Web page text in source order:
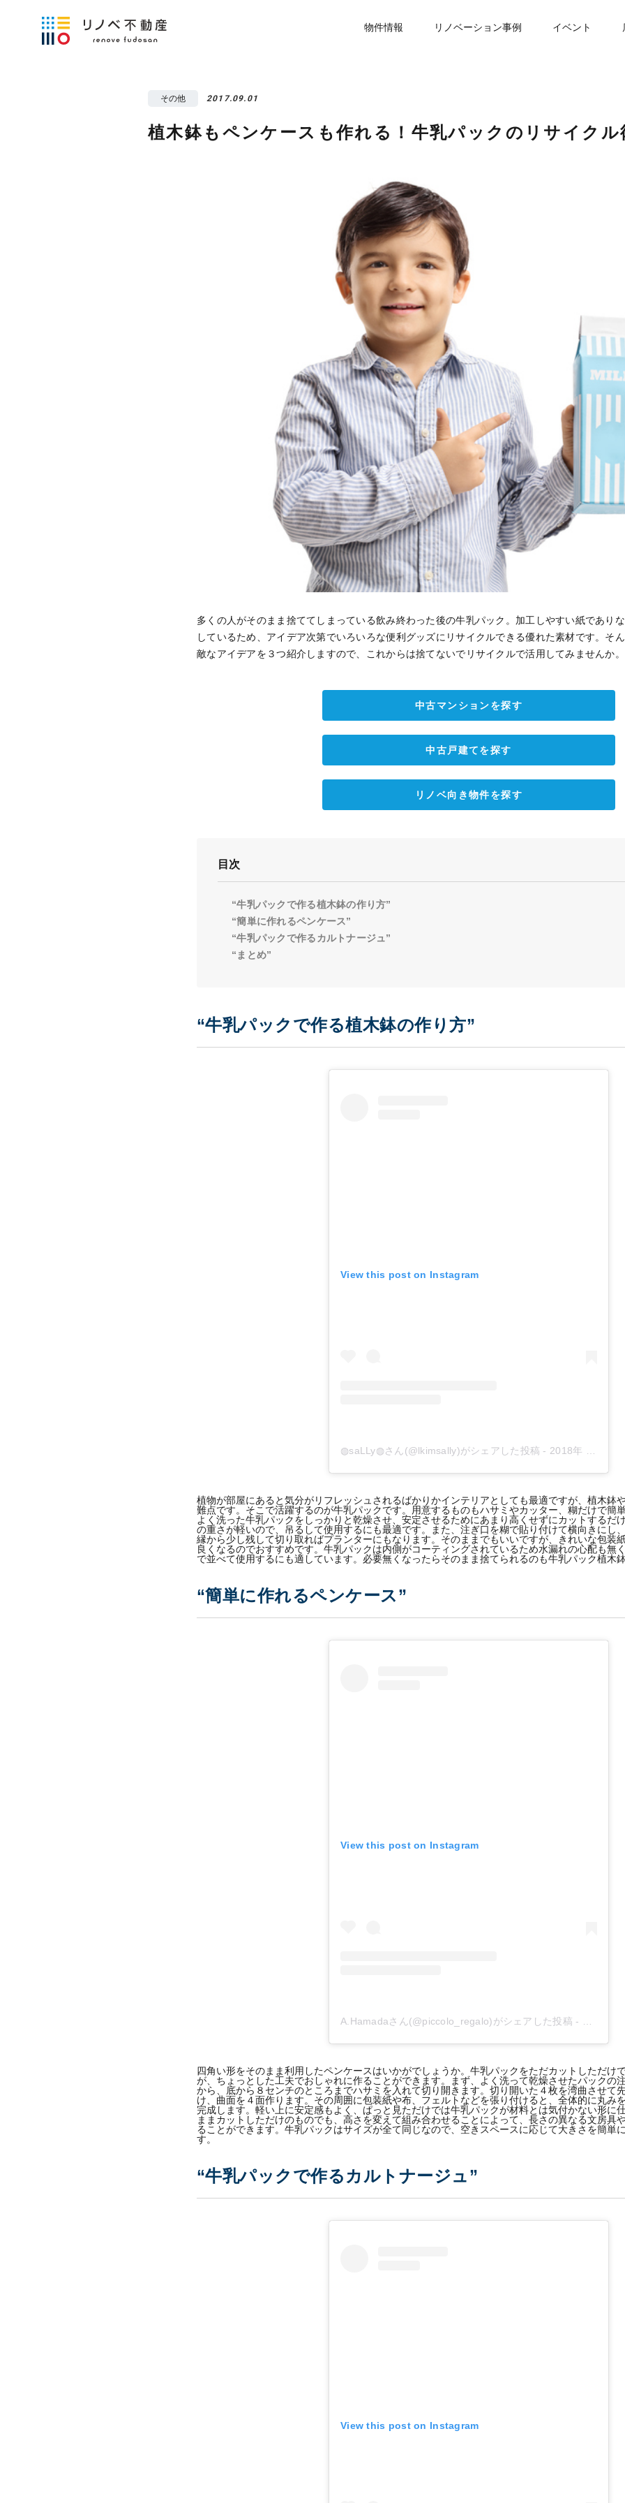
物件情報 リノベーション事例 イベント
その他 2017.09.01
植木鉢もペンケースも作れる！牛乳パックのリサイクル
多くの人がそのまま捨ててしまっている飲み終わった後の牛乳パック。加工しやすい紙であり
しているため、アイデア次第でいろいろな便利グッズにリサイクルできる優れた素材です。そ
敵なアイデアを３つ紹介しますので、これからは捨てないでリサイクルで活用してみませんか。
中古マンションを探す
中古戸建てを探す
リノベ向き物件を探す
目次
“牛乳パックで作る植木鉢の作り方”
“簡単に作れるペンケース”
“牛乳パックで作るカルトナージュ”
“まとめ”
“牛乳パックで作る植木鉢の作り方”
View this post on Instagram
◍saLLy‪◍さん(@lkimsally)がシェアした投稿 - 2018年 3月月6日午後5時35分PST
植物が部屋にあると気分がリフレッシュされるばかりかインテリアとしても最適ですが、植木鉢
難点です。そこで活躍するのが牛乳パックです。用意するものもハサミやカッター、糊だけで簡
よく洗った牛乳パックをしっかりと乾燥させ、安定させるためにあまり高くせずにカットするだ
の重さが軽いので、吊るして使用するにも最適です。また、注ぎ口を糊で貼り付けて横向きにし
縁から少し残して切り取ればプランターにもなります。そのままでもいいですが、きれいな包装
良くなるのでおすすめです。牛乳パックは内側がコーティングされているため水漏れの心配も無
で並べて使用するにも適しています。必要無くなったらそのまま捨てられるのも牛乳パック植木
“簡単に作れるペンケース”
View this post on Instagram
A.Hamadaさん(@piccolo_regalo)がシェアした投稿 - 2018年
四角い形をそのまま利用したペンケースはいかがでしょうか。牛乳パックをただカットしただけ
が、ちょっとした工夫でおしゃれに作ることができます。まず、よく洗って乾燥させたパックの
から、底から８センチのところまでハサミを入れて切り開きます。切り開いた４枚を湾曲させて
け、曲面を４面作ります。その周囲に包装紙や布、フェルトなどを張り付けると、全体的に丸み
完成します。軽い上に安定感もよく、ぱっと見ただけでは牛乳パックが材料とは気付かない形に
ままカットしただけのものでも、高さを変えて組み合わせることによって、長さの異なる文房具
ることができます。牛乳パックはサイズが全て同じなので、空きスペースに応じて大きさを簡単
す。
“牛乳パックで作るカルトナージュ”
View this post on Instagram